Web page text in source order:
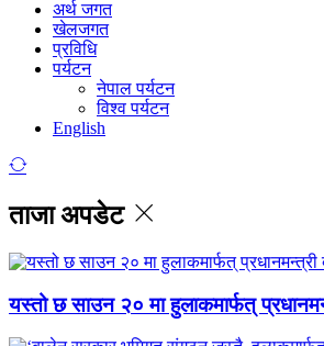
अर्थ जगत
खेलजगत
प्रविधि
पर्यटन
नेपाल पर्यटन
विश्व पर्यटन
English
ताजा अपडेट
यस्तो छ साउन २० मा हुलाकमार्फत्